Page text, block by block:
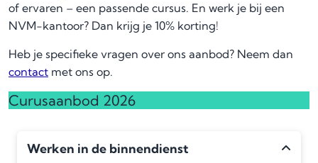
of ervaren – een passende cursus. En werk je bij een
NVM-kantoor? Dan krijg je 10% korting!
Heb je specifieke vragen over ons aanbod? Neem dan
contact met ons op.
Curusaanbod 2026
Werken in de binnendienst